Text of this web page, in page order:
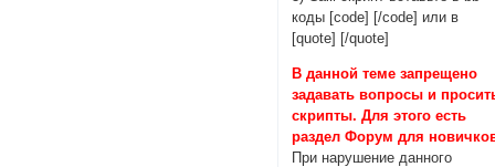
коды [сode] [/сode] или в
[quotе] [/quotе]
В данной теме запрещено
задавать вопросы и
скрипты. Для этого есть
разделФорум для
При нарушение данного